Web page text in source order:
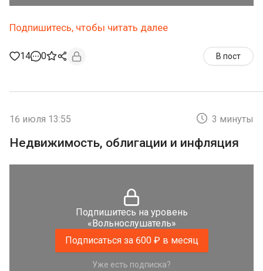
Подпишитесь, чтобы читать далее
14 0 В пост
16 июля 13:55 3 минуты
Недвижимость, облигации и инфляция
Подпишитесь на уровень
«Вольнослушатель»
Подписаться за 600 ₽ в месяц
Уже есть подписка?